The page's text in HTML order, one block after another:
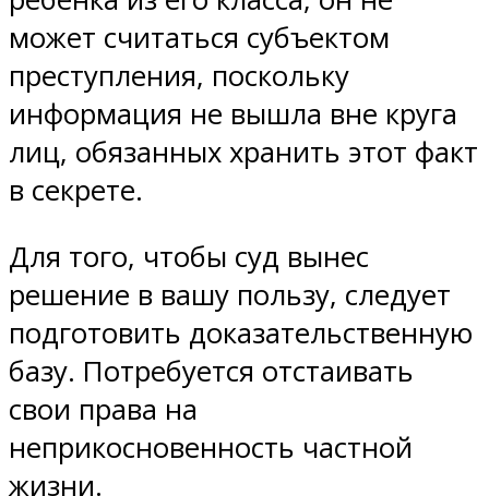
может считаться субъектом
преступления, поскольку
информация не вышла вне круга
лиц, обязанных хранить этот факт
в секрете.
Для того, чтобы суд вынес
решение в вашу пользу, следует
подготовить доказательственную
базу. Потребуется отстаивать
свои права на
неприкосновенность частной
жизни.